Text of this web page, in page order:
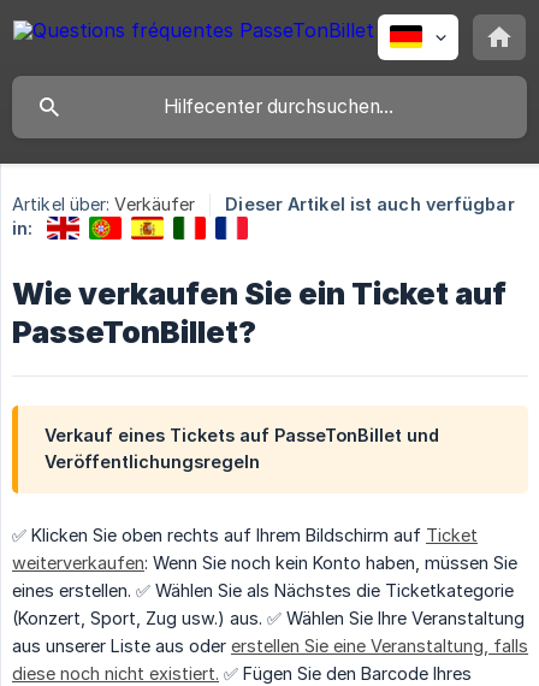
Artikel über: Verkäufer
Dieser Artikel ist auch verfügbar
in:
Wie verkaufen Sie ein Ticket auf
PasseTonBillet?
Verkauf eines Tickets auf PasseTonBillet und
Veröffentlichungsregeln
✅ Klicken Sie oben rechts auf Ihrem Bildschirm auf Ticket
weiterverkaufen: Wenn Sie noch kein Konto haben, müssen Sie
eines erstellen. ✅ Wählen Sie als Nächstes die Ticketkategorie
(Konzert, Sport, Zug usw.) aus. ✅ Wählen Sie Ihre Veranstaltung
aus unserer Liste aus oder erstellen Sie eine Veranstaltung, falls
diese noch nicht existiert. ✅ Fügen Sie den Barcode Ihres